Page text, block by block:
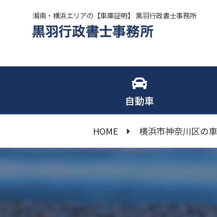
湘南・横浜エリアの【車庫証明】 黒羽行政書士事務所
自動車
HOME 横浜市神奈川区の